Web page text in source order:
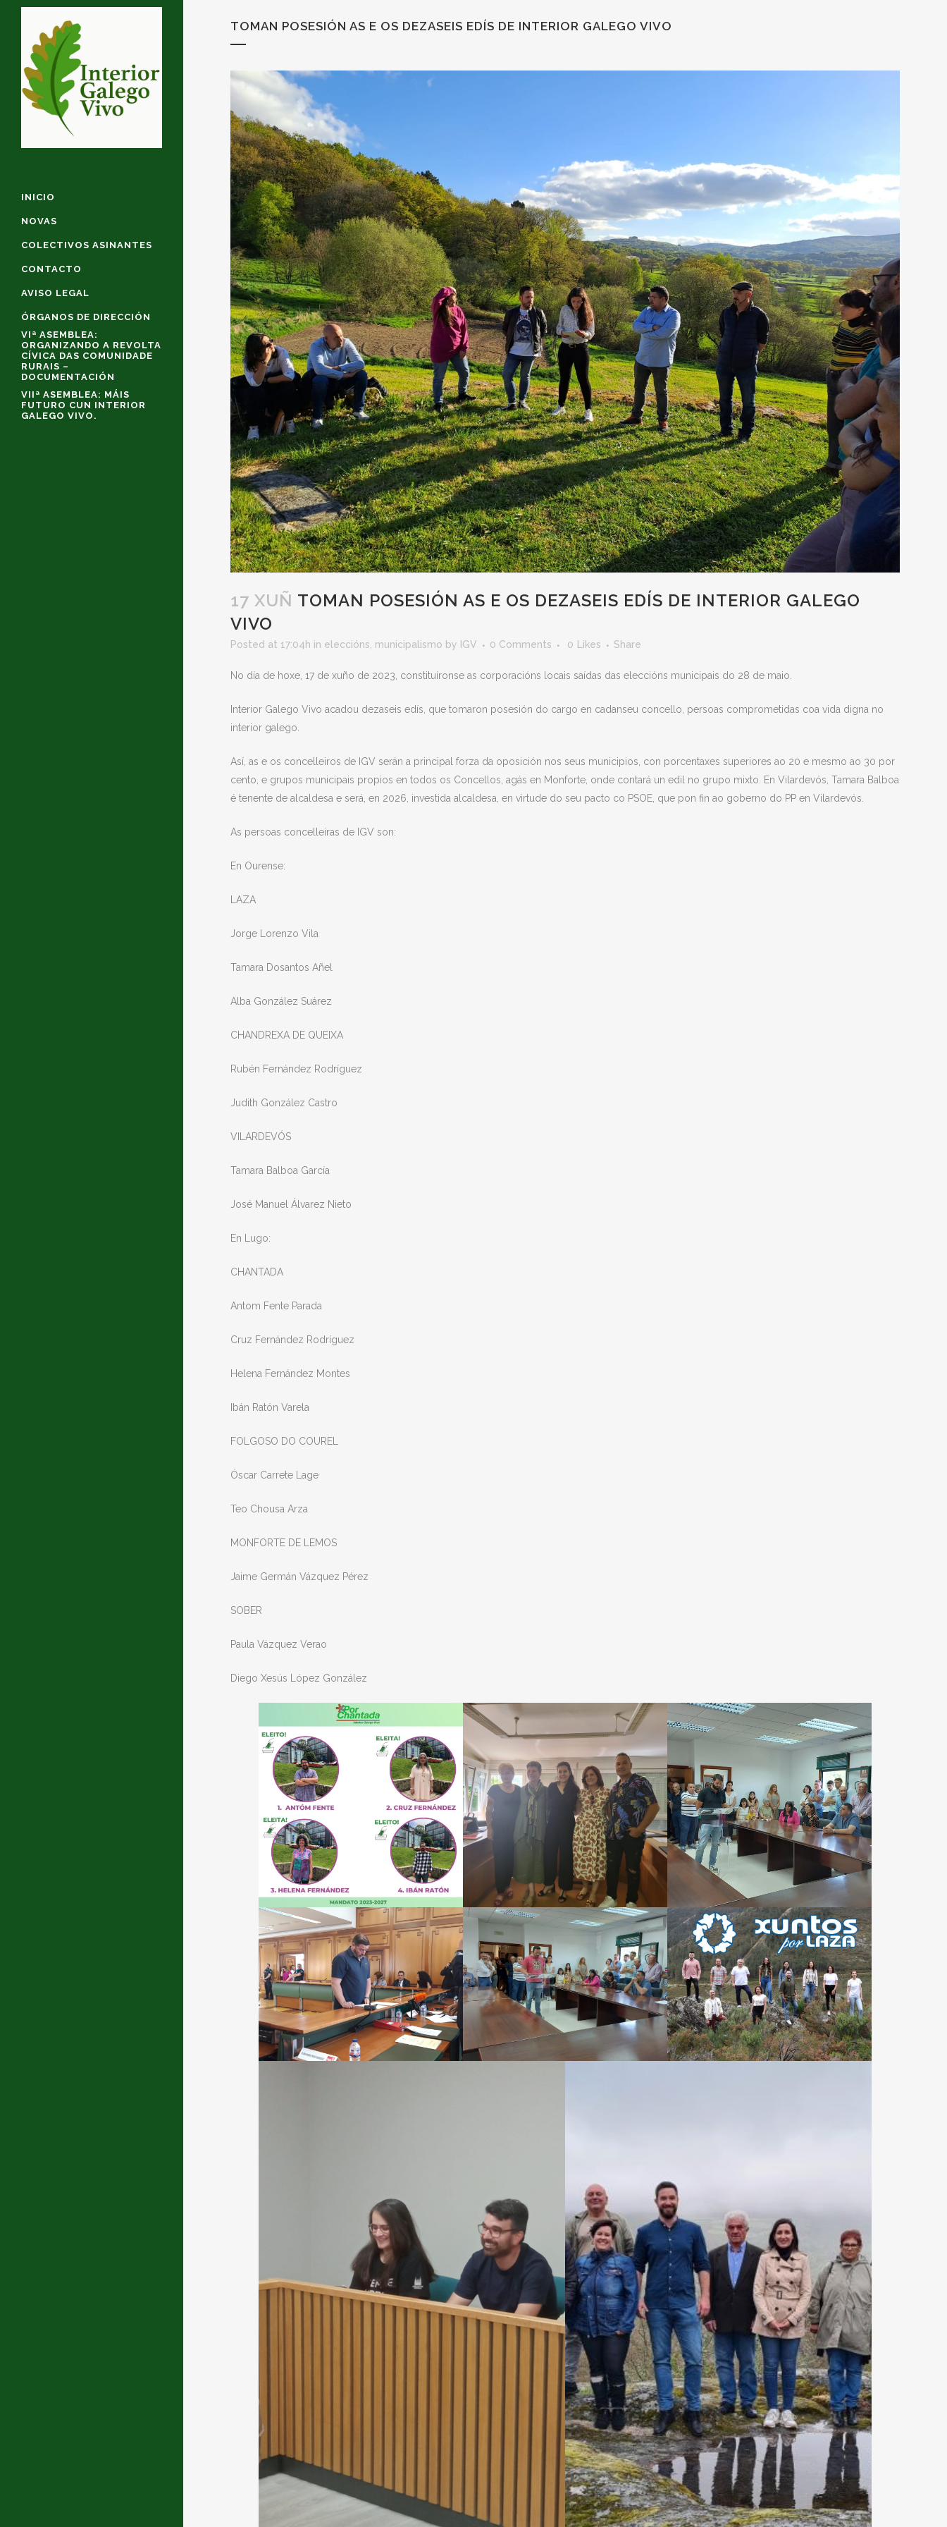
INICIO
NOVAS
COLECTIVOS ASINANTES
CONTACTO
AVISO LEGAL
ÓRGANOS DE DIRECCIÓN
VIª ASEMBLEA:
ORGANIZANDO A REVOLTA
CÍVICA DAS COMUNIDADE
RURAIS –
DOCUMENTACIÓN
VIIª ASEMBLEA: MÁIS
FUTURO CUN INTERIOR
GALEGO VIVO.
TOMAN POSESIÓN AS E OS DEZASEIS EDÍS DE INTERIOR GALEGO VIVO
17 XUÑ TOMAN POSESIÓN AS E OS DEZASEIS EDÍS DE INTERIOR GALEGO
VIVO
Posted at 17:04h in eleccións, municipalismo by IGV 0 Comments 0 Likes Share
No día de hoxe, 17 de xuño de 2023, constituíronse as corporacións locais saídas das eleccións municipais do 28 de maio.
Interior Galego Vivo acadou dezaseis edís, que tomaron posesión do cargo en cadanseu concello, persoas comprometidas coa vida digna no
interior galego.
Así, as e os concelleiros de IGV serán a principal forza da oposición nos seus municipios, con porcentaxes superiores ao 20 e mesmo ao 30 por
cento, e grupos municipais propios en todos os Concellos, agás en Monforte, onde contará un edil no grupo mixto. En Vilardevós, Tamara Balboa
é tenente de alcaldesa e será, en 2026, investida alcaldesa, en virtude do seu pacto co PSOE, que pon fin ao goberno do PP en Vilardevós.
As persoas concelleiras de IGV son:
En Ourense:
LAZA
Jorge Lorenzo Vila
Tamara Dosantos Añel
Alba González Suárez
CHANDREXA DE QUEIXA
Rubén Fernández Rodríguez
Judith González Castro
VILARDEVÓS
Tamara Balboa García
José Manuel Álvarez Nieto
En Lugo:
CHANTADA
Antom Fente Parada
Cruz Fernández Rodríguez
Helena Fernández Montes
Ibán Ratón Varela
FOLGOSO DO COUREL
Óscar Carrete Lage
Teo Chousa Arza
MONFORTE DE LEMOS
Jaime Germán Vázquez Pérez
SOBER
Paula Vázquez Verao
Diego Xesús López González